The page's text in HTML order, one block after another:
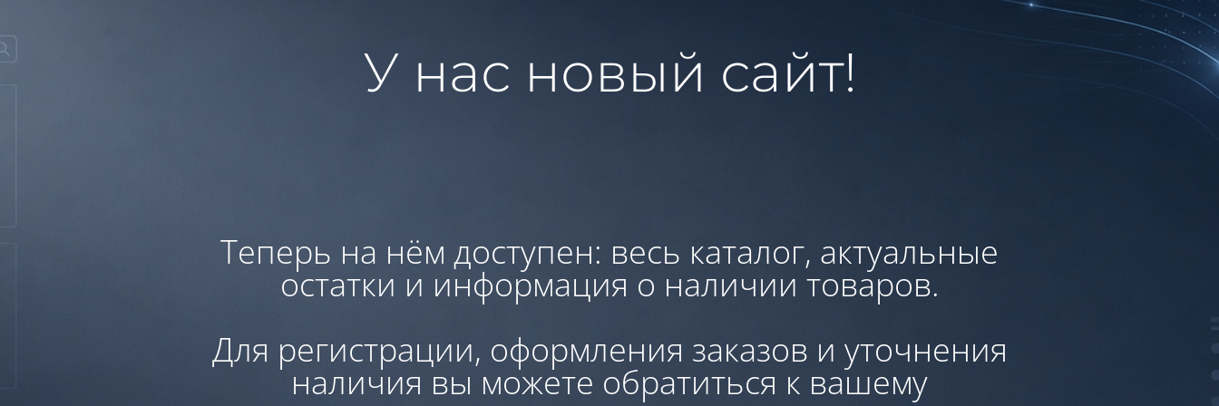
У нас новый сайт!
Теперь на нём доступен: весь каталог, актуальные
остатки и информация о наличии товаров.
Для регистрации, оформления заказов и уточнения
наличия вы можете обратиться к вашему